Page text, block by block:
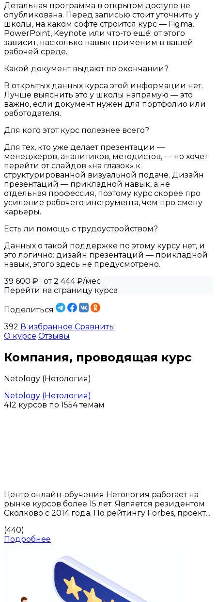
Детальная программа в открытом доступе не
опубликована. Перед записью стоит уточнить у
школы, на каком софте строится курс — Figma,
PowerPoint, Keynote или что-то ещё: от этого
зависит, насколько навык применим в вашей
рабочей среде.
Какой документ выдают по окончании?
В открытых данных курса этой информации нет.
Лучше выяснить это у школы напрямую — это
важно, если документ нужен для портфолио или
работодателя.
Для кого этот курс полезнее всего?
Для тех, кто уже делает презентации —
менеджеров, аналитиков, методистов, — но хочет
перейти от слайдов «на глазок» к
структурированной визуальной подаче. Дизайн
презентаций — прикладной навык, а не
отдельная профессия, поэтому курс скорее про
усиление рабочего инструмента, чем про смену
карьеры.
Есть ли помощь с трудоустройством?
Данных о такой поддержке по этому курсу нет, и
это логично: дизайн презентаций — прикладной
навык, этого здесь не предусмотрено.
39 600 ₽ · от 2 444 ₽/мес
Перейти на страницу курса
Поделиться
392 В избранное Сравнить
О курсе Отзывы
Компания, проводящая курс
Netology (Нетология)
Netology (Нетология)
412 курсов по 1554 темам
Центр онлайн-обучения Нетология работает на
рынке курсов более 15 лет. Является резидентом
Сколково с 2014 года. По рейтингу Forbes, проект...
(440)
Подробнее